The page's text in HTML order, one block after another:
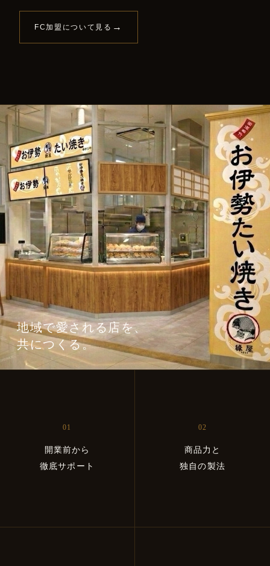
FC加盟について見る →
地域で愛される店を、
共につくる。
01
開業前から
徹底サポート
02
商品力と
独自の製法